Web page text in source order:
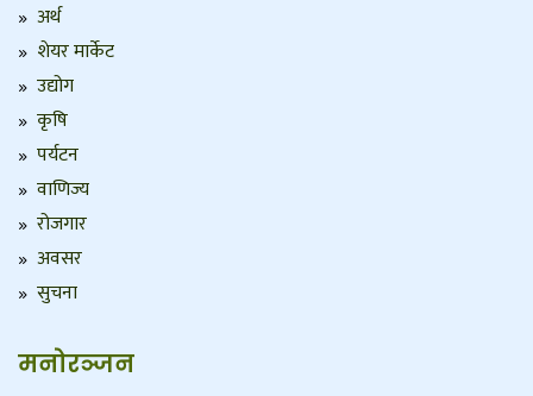
अर्थ
शेयर मार्केट
उद्योग
कृषि
पर्यटन
वाणिज्य
रोजगार
अवसर
सुचना
मनोरञ्जन